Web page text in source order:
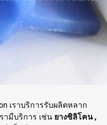
เราบริการรับผลิตหลาก
ามีบริการ เช่น ยางซิลิโคน ,